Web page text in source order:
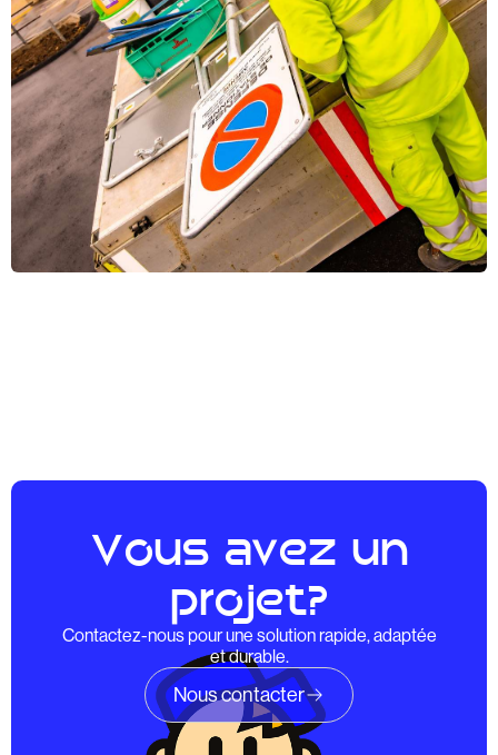
Vous avez un
projet?
Contactez-nous pour une solution rapide, adaptée
et durable.
Nous contacter